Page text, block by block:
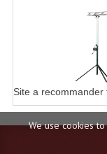
We use cookies
Site a recommander